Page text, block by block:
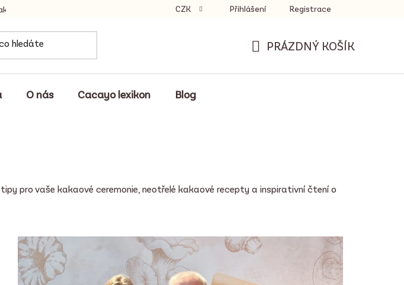
CZK Přihlášení Registrace
PRÁZDNÝ KOŠÍK
O nás Cacayo lexikon Blog
pro vaše kakaové ceremonie, neotřelé kakaové recepty a inspirativní čtení o